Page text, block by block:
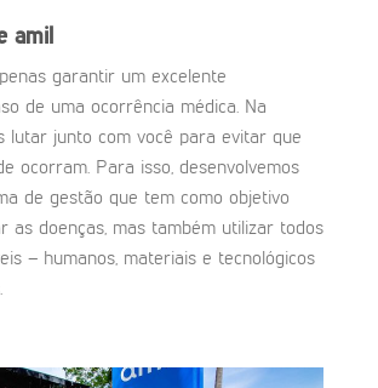
amil
garantir um excelente
de uma ocorrência médica. Na
lutar junto com você para evitar que
ocorram. Para isso, desenvolvemos
de gestão que tem como objetivo
as doenças, mas também utilizar todos
– humanos, materiais e tecnológicos